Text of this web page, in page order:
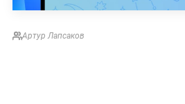
Артур Лапсаков